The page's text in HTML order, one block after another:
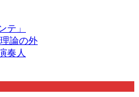
テ」
論の外
奏人